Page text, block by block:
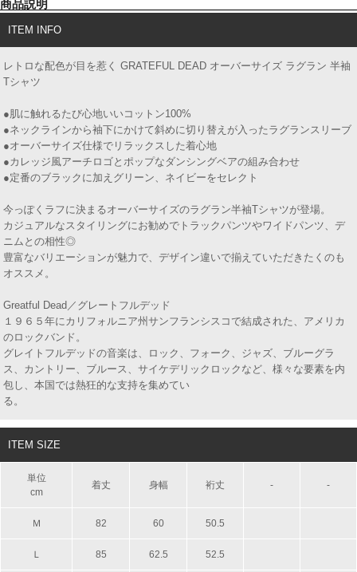
商品説明
ITEM INFO
レトロな配色が目を惹く GRATEFUL DEAD オーバーサイズ ラグラン 半袖
Tシャツ
●肌に触れるたび心地いいコットン100%
●ネックラインから袖下にかけて斜めに切り替えが入ったラグランスリーブ
●オーバーサイズ仕様でリラックスした着心地
●カレッジ風アーチロゴとポップなダンシングベアの組み合わせ
●定番のブラックに加えグリーン、ネイビーをセレクト
今っぽくラフに決まるオーバーサイズのラグラン半袖Tシャツが登場。
カジュアルなスタイリングにお勧めでトラックパンツやワイドパンツ、デ
ニムとの相性◎
豊富なバリエーションが魅力で、デザイン違いで揃えていただきたくのも
オススメ。
Greatful Dead／グレートフルデッド
１９６５年にカリフォルニア州サンフランシスコで結成された、アメリカ
のロックバンド。
グレイトフルデッドの音楽は、ロック、フォーク、ジャズ、ブルーグラ
ス、カントリー、ブルース、サイケデリックロックなど、様々な要素を内
包し、本国では熱狂的な支持を集めてい
る
ITEM SIZE
単位
cm
着丈 身幅 裄丈 - -
Ｍ 82 60 50.5
Ｌ 85 62.5 52.5